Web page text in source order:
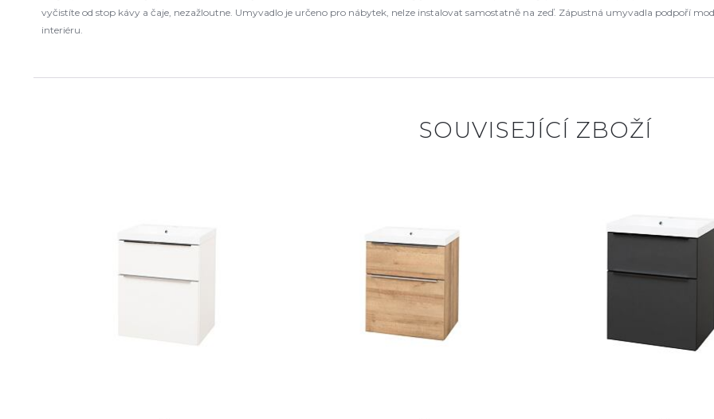
vyčistíte od stop kávy a čaje, nezažloutne. Umyvadlo je určeno pro nábytek, nelze instalovat samostatně na zeď. Zápustná umyvadla podpoří
interiéru.
SOUVISEJÍCÍ ZBOŽÍ